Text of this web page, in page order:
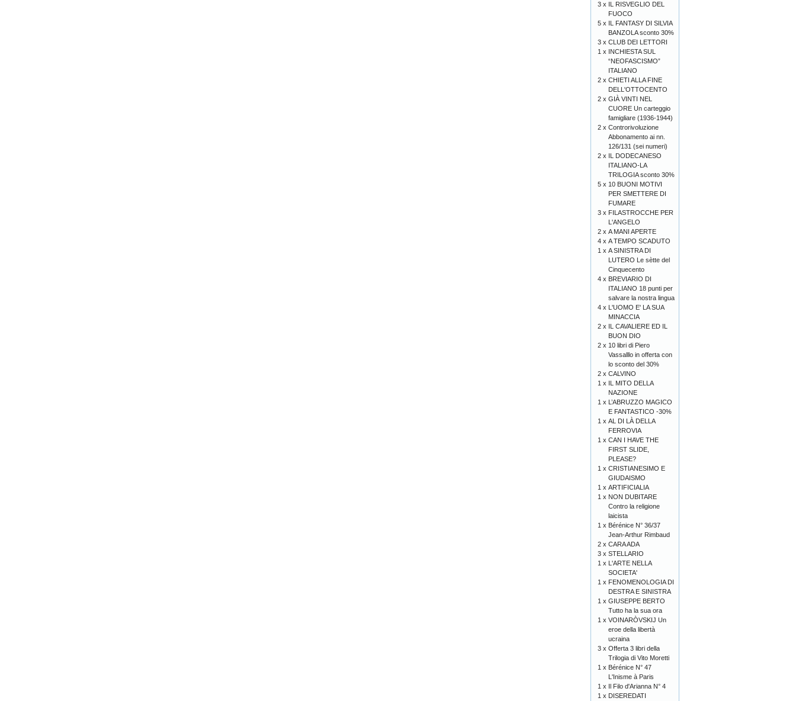
3 x IL RISVEGLIO DEL
FUOCO
5 x IL FANTASY DI SILVIA
BANZOLA sconto 30%
3 x CLUB DEI LETTORI
1 x INCHIESTA SUL
“NEOFASCISMO”
ITALIANO
2 x CHIETI ALLA FINE
DELL'OTTOCENTO
2 x GIÀ VINTI NEL
CUORE Un carteggio
famigliare (1936-1944)
2 x Controrivoluzione
Abbonamento ai nn.
126/131 (sei numeri)
2 x IL DODECANESO
ITALIANO-LA
TRILOGIA sconto 30%
5 x 10 BUONI MOTIVI
PER SMETTERE DI
FUMARE
3 x FILASTROCCHE PER
L'ANGELO
2 x A MANI APERTE
4 x A TEMPO SCADUTO
1 x A SINISTRA DI
LUTERO Le sètte del
Cinquecento
4 x BREVIARIO DI
ITALIANO 18 punti per
salvare la nostra lingua
4 x L'UOMO E' LA SUA
MINACCIA
2 x IL CAVALIERE ED IL
BUON DIO
2 x 10 libri di Piero
Vassalllo in offerta con
lo sconto del 30%
2 x CALVINO
1 x IL MITO DELLA
NAZIONE
1 x L’ABRUZZO MAGICO
E FANTASTICO -30%
1 x AL DI LÀ DELLA
FERROVIA
1 x CAN I HAVE THE
FIRST SLIDE,
PLEASE?
1 x CRISTIANESIMO E
GIUDAISMO
1 x ARTIFICIALIA
1 x NON DUBITARE
Contro la religione
laicista
1 x Bérénice N° 36/37
Jean-Arthur Rimbaud
2 x CARA ADA
3 x STELLARIO
1 x L'ARTE NELLA
SOCIETA'
1 x FENOMENOLOGIA DI
DESTRA E SINISTRA
1 x GIUSEPPE BERTO
Tutto ha la sua ora
1 x VOINARÒVSKIJ Un
eroe della libertà
ucraina
3 x Offerta 3 libri della
Trilogia di Vito Moretti
1 x Bérénice N° 47
L'Inisme à Paris
1 x Il Filo d'Arianna N° 4
1 x DISEREDATI